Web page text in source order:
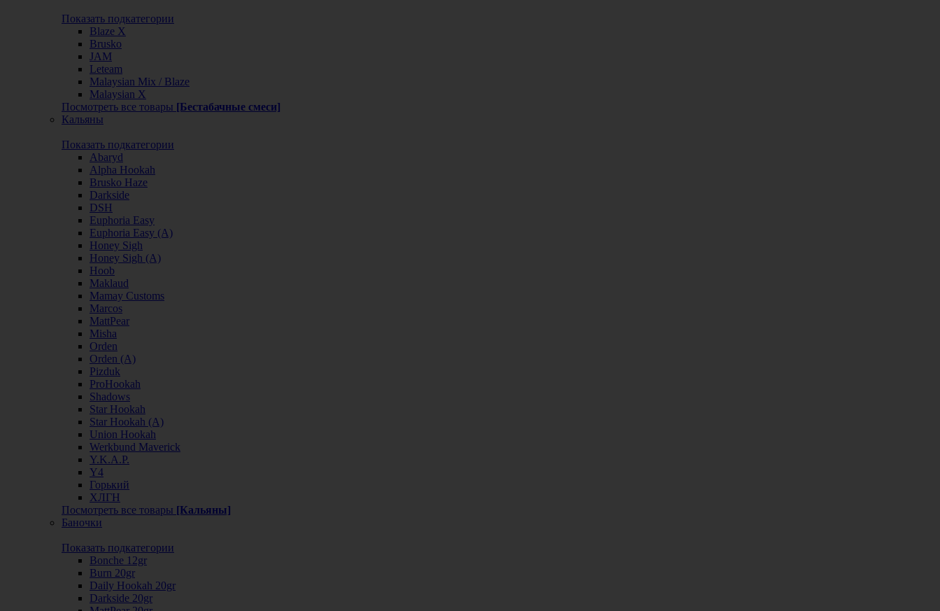
Показать подкатегории
Blaze X
Brusko
JAM
Leteam
Malaysian Mix / Blaze
Malaysian X
Посмотреть все товары [Бестабачные смеси]
Кальяны
Показать подкатегории
Abaryd
Alpha Hookah
Brusko Haze
Darkside
DSH
Euphoria Easy
Euphoria Easy (А)
Honey Sigh
Honey Sigh (А)
Hoob
Maklaud
Mamay Customs
Marcos
MattPear
Misha
Orden
Orden (А)
Pizduk
ProHookah
Shadows
Star Hookah
Star Hookah (А)
Union Hookah
Werkbund Maverick
Y.K.A.P.
Y4
Горький
ХЛГН
Посмотреть все товары [Кальяны]
Баночки
Показать подкатегории
Bonche 12gr
Burn 20gr
Daily Hookah 20gr
Darkside 20gr